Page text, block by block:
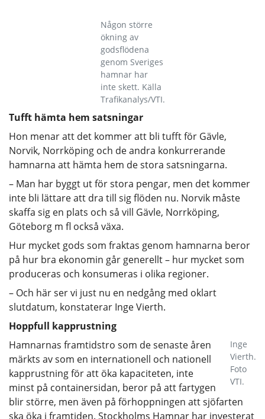
Någon större
ökning av
godsflödena
genom Sveriges
hamnar har
inte skett. Källa
Trafikanalys/VTI.
Tufft hämta hem satsningar
Hon menar att det kommer att bli tufft för Gävle,
Norvik, Norrköping och de andra konkurrerande
hamnarna att hämta hem de stora satsningarna.
– Man har byggt ut för stora pengar, men det kommer
inte bli lättare att dra till sig flöden nu. Norvik måste
skaffa sig en plats och så vill Gävle, Norrköping,
Göteborg m fl också växa.
Hur mycket gods som fraktas genom hamnarna beror
på hur bra ekonomin går generellt – hur mycket som
produceras och konsumeras i olika regioner.
– Och här ser vi just nu en nedgång med oklart
slutdatum, konstaterar Inge Vierth.
Inge
Vierth.
Foto
VTI.
Hoppfull kapprustning
Hamnarnas framtidstro som de senaste åren
märkts av som en internationell och nationell
kapprustning för att öka kapaciteten, inte
minst på containersidan, beror på att fartygen
blir större, men även på förhoppningen att sjöfarten
ska öka i framtiden. Stockholms Hamnar har investerat